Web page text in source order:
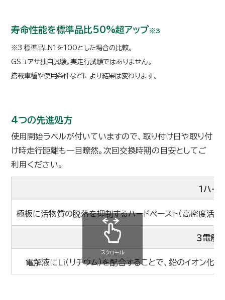
寿命性能を標準品比50%超アップ※3
※3 標準品LN1を100とした場合の比較。
GSユアサ独自試験。実走行試験ではありません。
搭載車種や使用条件などにより結果は変わります。
4つの先進処方
使用開始ラベルが付いていますので、取り付け日や取り付
け時走行距離も一目瞭然。次回交換時期の目安としてご
利用ください。
１ハー
極板に活物質の脱落を抑制するハードペースト（高密度活
３電解
電解液にLi（リチウム）を配合することで、鉛のイオン化
スクロール